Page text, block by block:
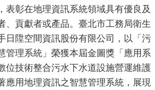
表彰在地理資訊系統領域具有優良及
、貢獻者或產品。臺北市工務局衛生
日陞空間資訊股份有限公司，以「污
管理系統」榮獲本屆金圖獎「應用系
位技術整合污水下水道設施營運維護
應用地理資訊之智慧管理系統，展現